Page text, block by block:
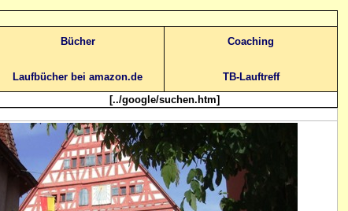
Bücher
Laufbücher bei amazon.de
Coaching
TB-Lauftreff
[../google/suchen.htm]